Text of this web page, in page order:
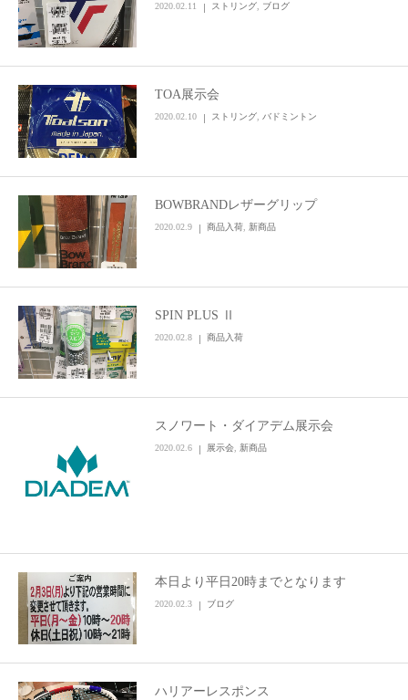
2020.02.11 ストリング ブログ
TOA展示会
2020.02.10 ストリング バドミントン
BOWBRANDレザーグリップ
2020.02.9 商品入荷 新商品
SPIN PLUS Ⅱ
2020.02.8 商品入荷
スノワート・ダイアデム展示会
2020.02.6 展示会 新商品
本日より平日20時までとなります
2020.02.3 ブログ
ハリアーレスポンス
アクセス
お問い合わせ